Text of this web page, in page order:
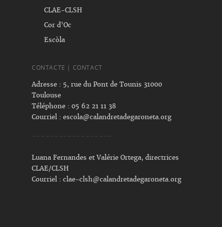
CLAE-CLSH
Cor d’Oc
Escòla
CONTACTE | CONTACT
Adresse : 5, rue du Pont de Tounis 31000
Toulouse
Téléphone : 05 62 21 11 38
Courriel : escola@calandretadegaroneta.org
------------------
Luana Fernandes et Valérie Ortega, directrices
CLAE/CLSH
Courriel : clae-clsh@calandretadegaroneta.org